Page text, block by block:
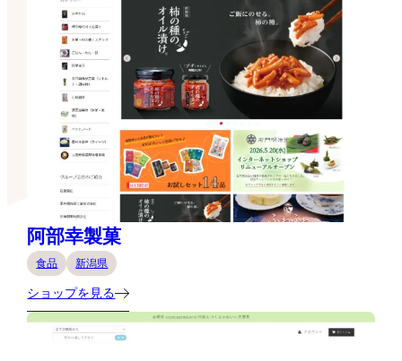
阿部幸製菓
食品 新潟県
ショップを見る